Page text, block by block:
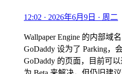
12:02 · 2026年6月9日 · 周二
Wallpaper Engine 的内部域名
GoDaddy 设为了 Parking，
GoDaddy 的页面，目前可